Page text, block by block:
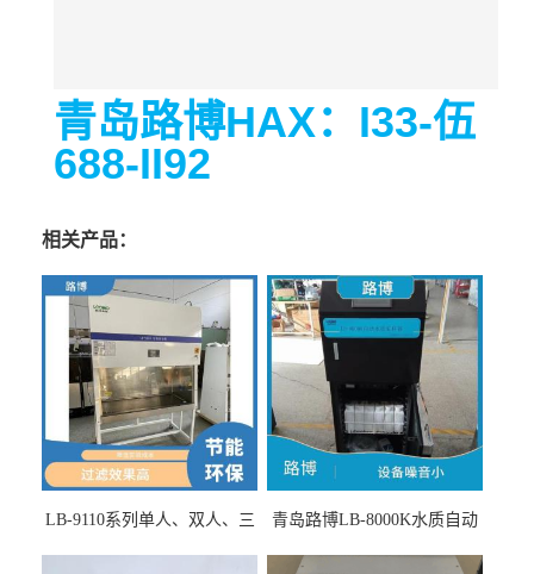
青岛路博HAX：I33-伍
688-II92
相关产品：
LB-9110系列单人、双人、三
青岛路博LB-8000K水质自动